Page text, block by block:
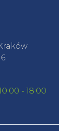
- 18:00